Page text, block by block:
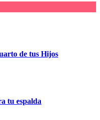
de tus Hijos
tu espalda